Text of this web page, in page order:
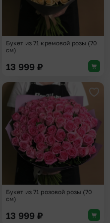
Букет из 71 кремовой розы (70
см)
13 999 ₽
в избранное
Букет из 71 розовой розы (70
см)
13 999 ₽